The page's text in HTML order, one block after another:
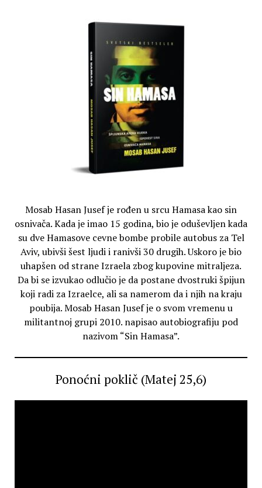
Mosab Hasan Jusef je rođen u srcu Hamasa kao sin
osnivača. Kada je imao 15 godina, bio je oduševljen kada
su dve Hamasove cevne bombe probile autobus za Tel
Aviv, ubivši šest ljudi i ranivši 30 drugih. Uskoro je bio
uhapšen od strane Izraela zbog kupovine mitraljeza.
Da bi se izvukao odlučio je da postane dvostruki špijun
koji radi za Izraelce, ali sa namerom da i njih na kraju
poubija. Mosab Hasan Jusef je o svom vremenu u
militantnoj grupi 2010. napisao autobiografiju pod
nazivom “Sin Hamasa”.
Ponoćni poklič (Matej 25,6)